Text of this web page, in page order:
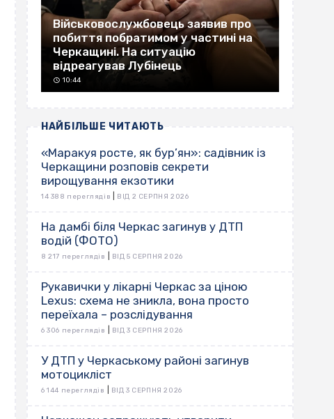
Військовослужбовець заявив про
побиття побратимом у частині на
Черкащині. На ситуацію
відреагував Лубінець
10:44
НАЙБІЛЬШЕ ЧИТАЮТЬ
«Маракуя росте, як бур’ян»: садівник із
Черкащини розповів секрети
вирощування екзотики
14 388 переглядів ВІД 2 СЕРПНЯ 2026
На дамбі біля Черкас загинув у ДТП
водій (ФОТО)
8 217 переглядів ВІД 5 СЕРПНЯ 2026
Рукавички у лікарні Черкас за ціною
Lexus: схема не зникла, вона просто
переїхала – розслідування
6 306 переглядів ВІД 3 СЕРПНЯ 2026
У ДТП у Черкаському районі загинув
мотоцикліст
6 144 переглядів ВІД 3 СЕРПНЯ 2026